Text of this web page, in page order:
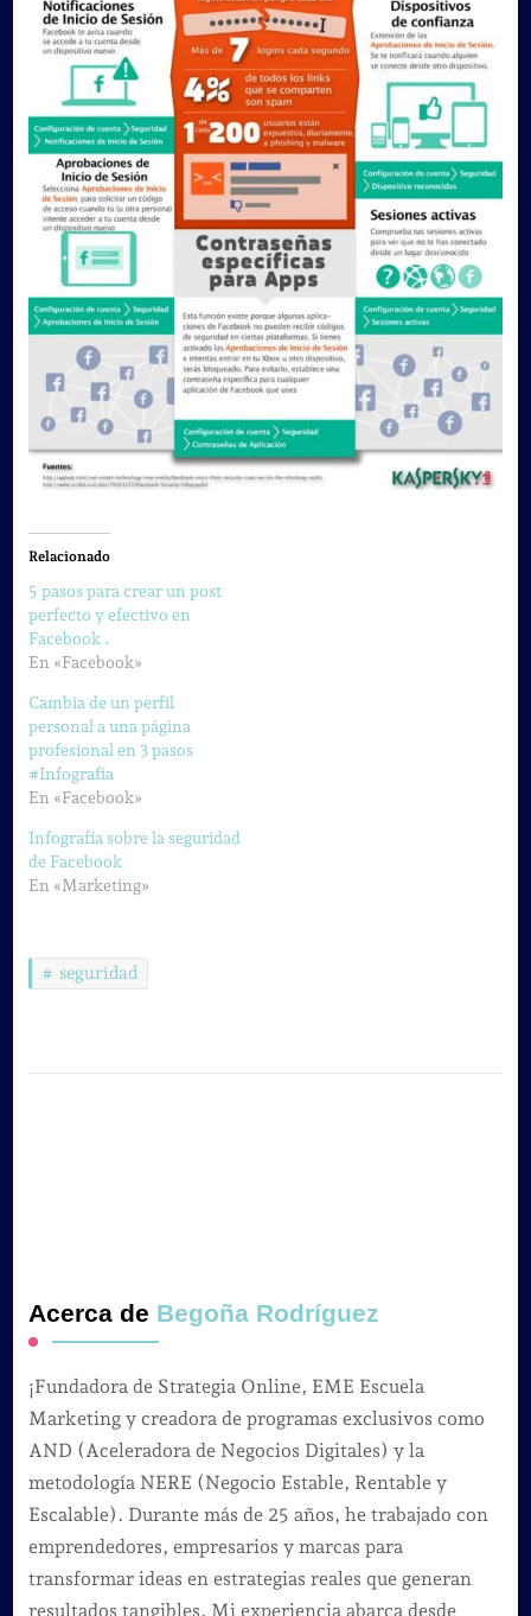
Relacionado
5 pasos para crear un post
perfecto y efectivo en
Facebook .
En «Facebook»
Cambia de un perfil
personal a una página
profesional en 3 pasos
#Infografía
En «Facebook»
Infografía sobre la seguridad
de Facebook
En «Marketing»
seguridad
Acerca de Begoña Rodríguez
¡Fundadora de Strategia Online, EME Escuela
Marketing y creadora de programas exclusivos como
AND (Aceleradora de Negocios Digitales) y la
metodología NERE (Negocio Estable, Rentable y
Escalable). Durante más de 25 años, he trabajado con
emprendedores, empresarios y marcas para
transformar ideas en estrategias reales que generan
resultados tangibles. Mi experiencia abarca desde